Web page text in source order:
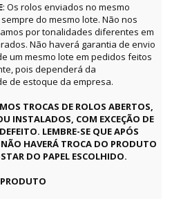
: Os rolos enviados no mesmo
do mesmo lote. Não nos
por tonalidades diferentes em
Não haverá garantia de envio
um mesmo lote em pedidos feitos
pois dependerá da
de estoque da empresa.
TROCAS DE ROLOS ABERTOS,
INSTALADOS, COM EXCEÇÃO DE
LEMBRE-SE QUE APÓS
HAVERÁ TROCA DO PRODUTO
DO PAPEL ESCOLHIDO.